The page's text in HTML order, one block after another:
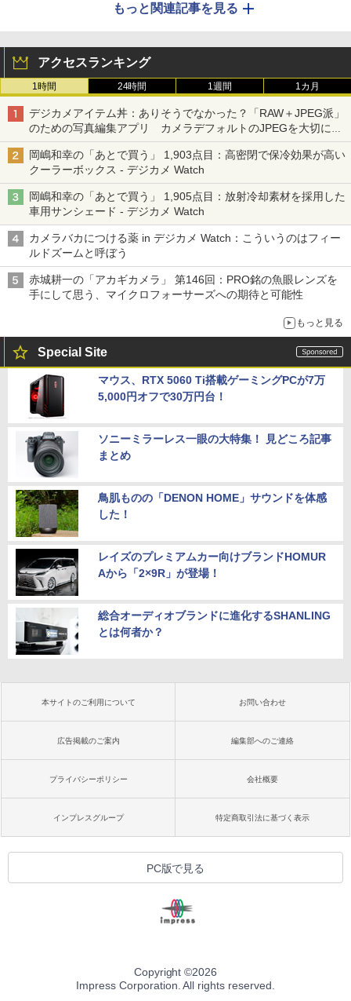
もっと関連記事を見る
アクセスランキング
1時間 24時間 1週間 1カ月
デジカメアイテム丼：ありそうでなかった？「RAW＋JPEG派」
のための写真編集アプリ カメラデフォルトのJPEGを大切にす
る「Filmator」
岡嶋和幸の「あとで買う」 1,903点目：高密閉で保冷効果が高い
クーラーボックス - デジカメ Watch
岡嶋和幸の「あとで買う」 1,905点目：放射冷却素材を採用した
車用サンシェード - デジカメ Watch
カメラバカにつける薬 in デジカメ Watch：こういうのはフィー
ルドズームと呼ぼう
赤城耕一の「アカギカメラ」 第146回：PRO銘の魚眼レンズを
手にして思う、マイクロフォーサーズへの期待と可能性
もっと見る
Special Site
マウス、RTX 5060 Ti搭載ゲーミングPCが7万
5,000円オフで30万円台！
ソニーミラーレス一眼の大特集！ 見どころ記事
まとめ
鳥肌ものの「DENON HOME」サウンドを体感
した！
レイズのプレミアムカー向けブランドHOMUR
Aから「2×9R」が登場！
総合オーディオブランドに進化するSHANLING
とは何者か？
本サイトのご利用について お問い合わせ
広告掲載のご案内 編集部へのご連絡
プライバシーポリシー 会社概要
インプレスグループ 特定商取引法に基づく表示
PC版で見る
Copyright ©2026
Impress Corporation. All rights reserved.